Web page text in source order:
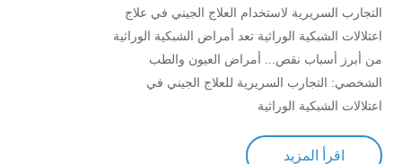
التجارب السريرية لاستخدام العلاج الجيني في علاج
اعتلالات الشبكية الوراثية تعد أمراض الشبكية الوراثية
من أبرز أسباب نقص... أمراض العيون والطب
الشخصي: التجارب السريرية للعلاج الجيني في
اعتلالات الشبكية الوراثية
اقرأ المزيد